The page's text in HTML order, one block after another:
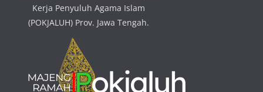
Kerja Penyuluh Agama Islam
(POKJALUH) Prov. Jawa Tengah.